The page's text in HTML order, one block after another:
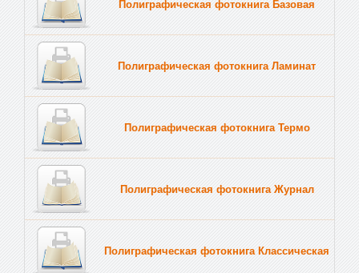
Полиграфическая фотокнига Базовая
Полиграфическая фотокнига Ламинат
Полиграфическая фотокнига Термо
Полиграфическая фотокнига Журнал
Полиграфическая фотокнига Классическая